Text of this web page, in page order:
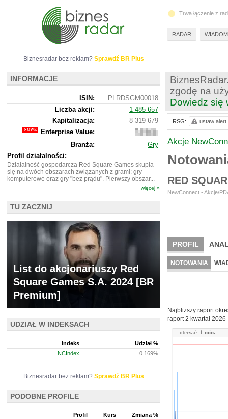
zgodę na
Dowiedz się
Akcje
RED
NewConnect - Akcje/
PROFIL
BR LAB
NOTOWANIA
Najbliższy raport
raport 2 kwartał
interwał: 1 min.
RSG: ustaw alert
Biznesradar bez reklam? Sprawdź BR Plus
INFORMACJE
ISIN:
PLRDSGM00018
Liczba akcji:
1 485 657
Kapitalizacja:
8 319 679
Enterprise Value:
7
880
679
Branża:
Gry
Profil działalności:
Działalność gospodarcza Red Square Games skupia
się na dwóch obszarach związanych z grami: gry
komputerowe oraz gry "bez prądu". Pierwszy obszar...
więcej »
TU ZACZNIJ
List do akcjonariuszy Red
Square Games S.A. 2024 [BR
Premium]
UDZIAŁ W INDEKSACH
Indeks
Udział %
NCIndex
0.169%
Biznesradar bez reklam? Sprawdź BR Plus
PODOBNE PROFILE
Profil Kurs
Zmiana %
Trwa łączenie z
RADAR